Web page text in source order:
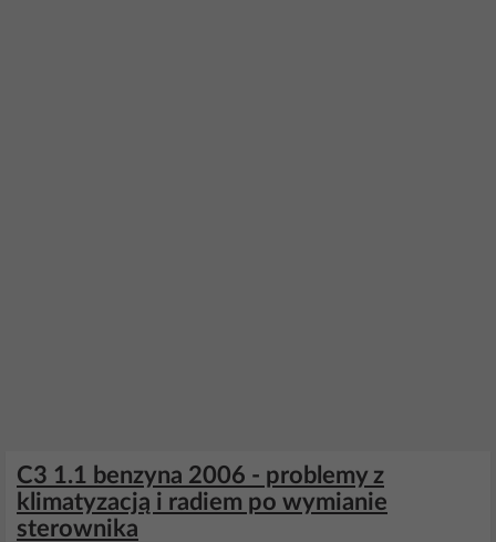
C3 1.1 benzyna 2006 - problemy z
klimatyzacją i radiem po wymianie
sterownika